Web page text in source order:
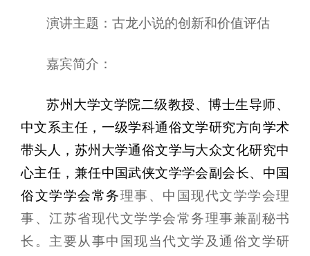
资料下载
演讲主题：古龙小说的创新和价值评估
嘉宾简介：
苏州大学文学院二级教授、博士生导师、
中文系主任，一级学科通俗文学研究方向学术
带头人，苏州大学通俗文学与大众文化研究中
心主任，兼任中国武侠文学学会副会长、 中国
俗文学学会常务理事、中国现代文学学会理
事、江苏省现代文学学会常务理事兼副秘书
长。主要从事中国现当代文学及通俗文学研